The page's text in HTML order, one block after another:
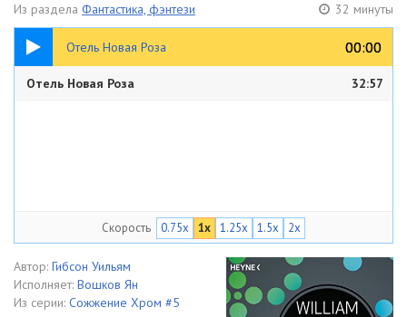
Из раздела Фантастика, фэнтези 32 минуты
Отель Новая Роза 00:00
00:00
32:57
Отель Новая Роза 32:57
Скорость 0.75x 1x 1.25x 1.5x 2x
Автор: Гибсон Уильям
Исполняет: Вошков Ян
Из серии: Сожжение Хром #5